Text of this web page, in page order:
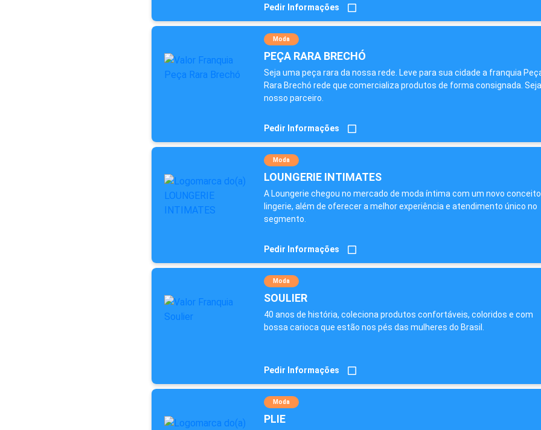
Pedir Informações
Moda
PEÇA RARA BRECHÓ
Seja uma peça rara da nossa rede. Leve para sua cidade a franquia
Rara Brechó rede que comercializa produtos de forma consignada. Seja
nosso parceiro.
Pedir Informações
Moda
LOUNGERIE INTIMATES
A Loungerie chegou no mercado de moda íntima com um novo
lingerie, além de oferecer a melhor experiência e atendimento único no
segmento.
Pedir Informações
Moda
SOULIER
40 anos de história, coleciona produtos confortáveis, coloridos e com
bossa carioca que estão nos pés das mulheres do Brasil.
Pedir Informações
Moda
PLIE